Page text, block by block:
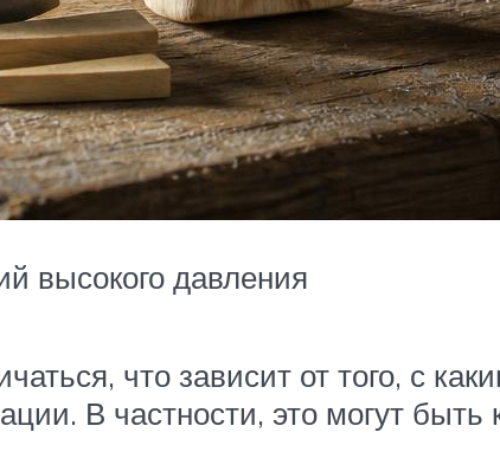
высокого давления
что зависит от того, с
В частности, это могут